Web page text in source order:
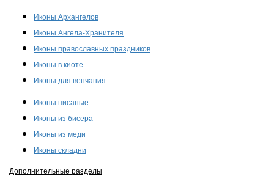
Иконы Архангелов
Иконы Ангела-Хранителя
Иконы православных праздников
Иконы в киоте
Иконы для венчания
Иконы писаные
Иконы из бисера
Иконы из меди
Иконы складни
Дополнительные разделы